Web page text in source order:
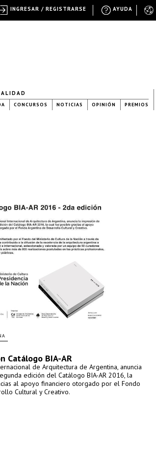
CONCURSOS NOTICIAS OPINIÓN PREMIOS
Catálogo BIA-AR
de Arquitectura de Argentina, anuncia
edición del Catálogo BIA-AR 2016, la
al apoyo financiero otorgado por el Fondo
Cultural y Creativo.
AYUDA
INGRESAR / REGISTRARSE